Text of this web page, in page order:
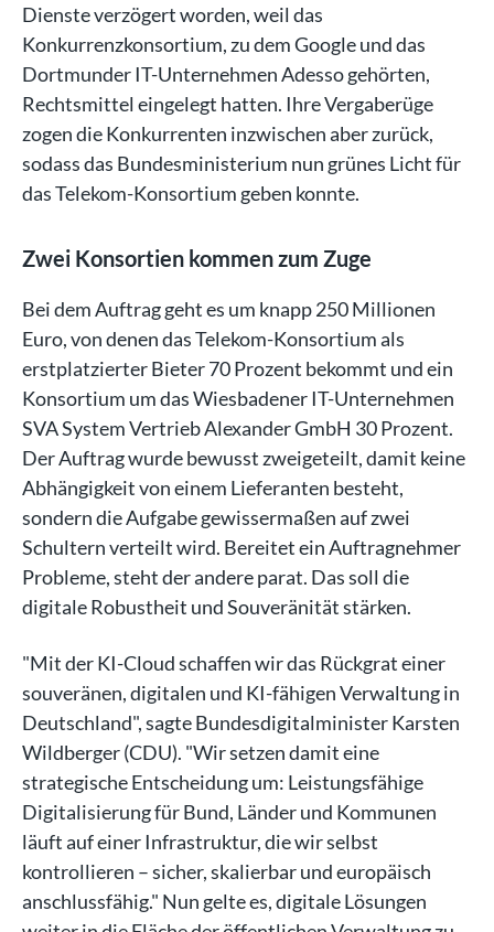
Dienste verzögert worden, weil das
Konkurrenzkonsortium, zu dem Google und das
Dortmunder IT-Unternehmen Adesso gehörten,
Rechtsmittel eingelegt hatten. Ihre Vergaberüge
zogen die Konkurrenten inzwischen aber zurück,
sodass das Bundesministerium nun grünes Licht für
das Telekom-Konsortium geben konnte.
Zwei Konsortien kommen zum Zuge
Bei dem Auftrag geht es um knapp 250 Millionen
Euro, von denen das Telekom-Konsortium als
erstplatzierter Bieter 70 Prozent bekommt und ein
Konsortium um das Wiesbadener IT-Unternehmen
SVA System Vertrieb Alexander GmbH 30 Prozent.
Der Auftrag wurde bewusst zweigeteilt, damit keine
Abhängigkeit von einem Lieferanten besteht,
sondern die Aufgabe gewissermaßen auf zwei
Schultern verteilt wird. Bereitet ein Auftragnehmer
Probleme, steht der andere parat. Das soll die
digitale Robustheit und Souveränität stärken.
"Mit der KI-Cloud schaffen wir das Rückgrat einer
souveränen, digitalen und KI-fähigen Verwaltung in
Deutschland", sagte Bundesdigitalminister Karsten
Wildberger (CDU). "Wir setzen damit eine
strategische Entscheidung um: Leistungsfähige
Digitalisierung für Bund, Länder und Kommunen
läuft auf einer Infrastruktur, die wir selbst
kontrollieren – sicher, skalierbar und europäisch
anschlussfähig." Nun gelte es, digitale Lösungen